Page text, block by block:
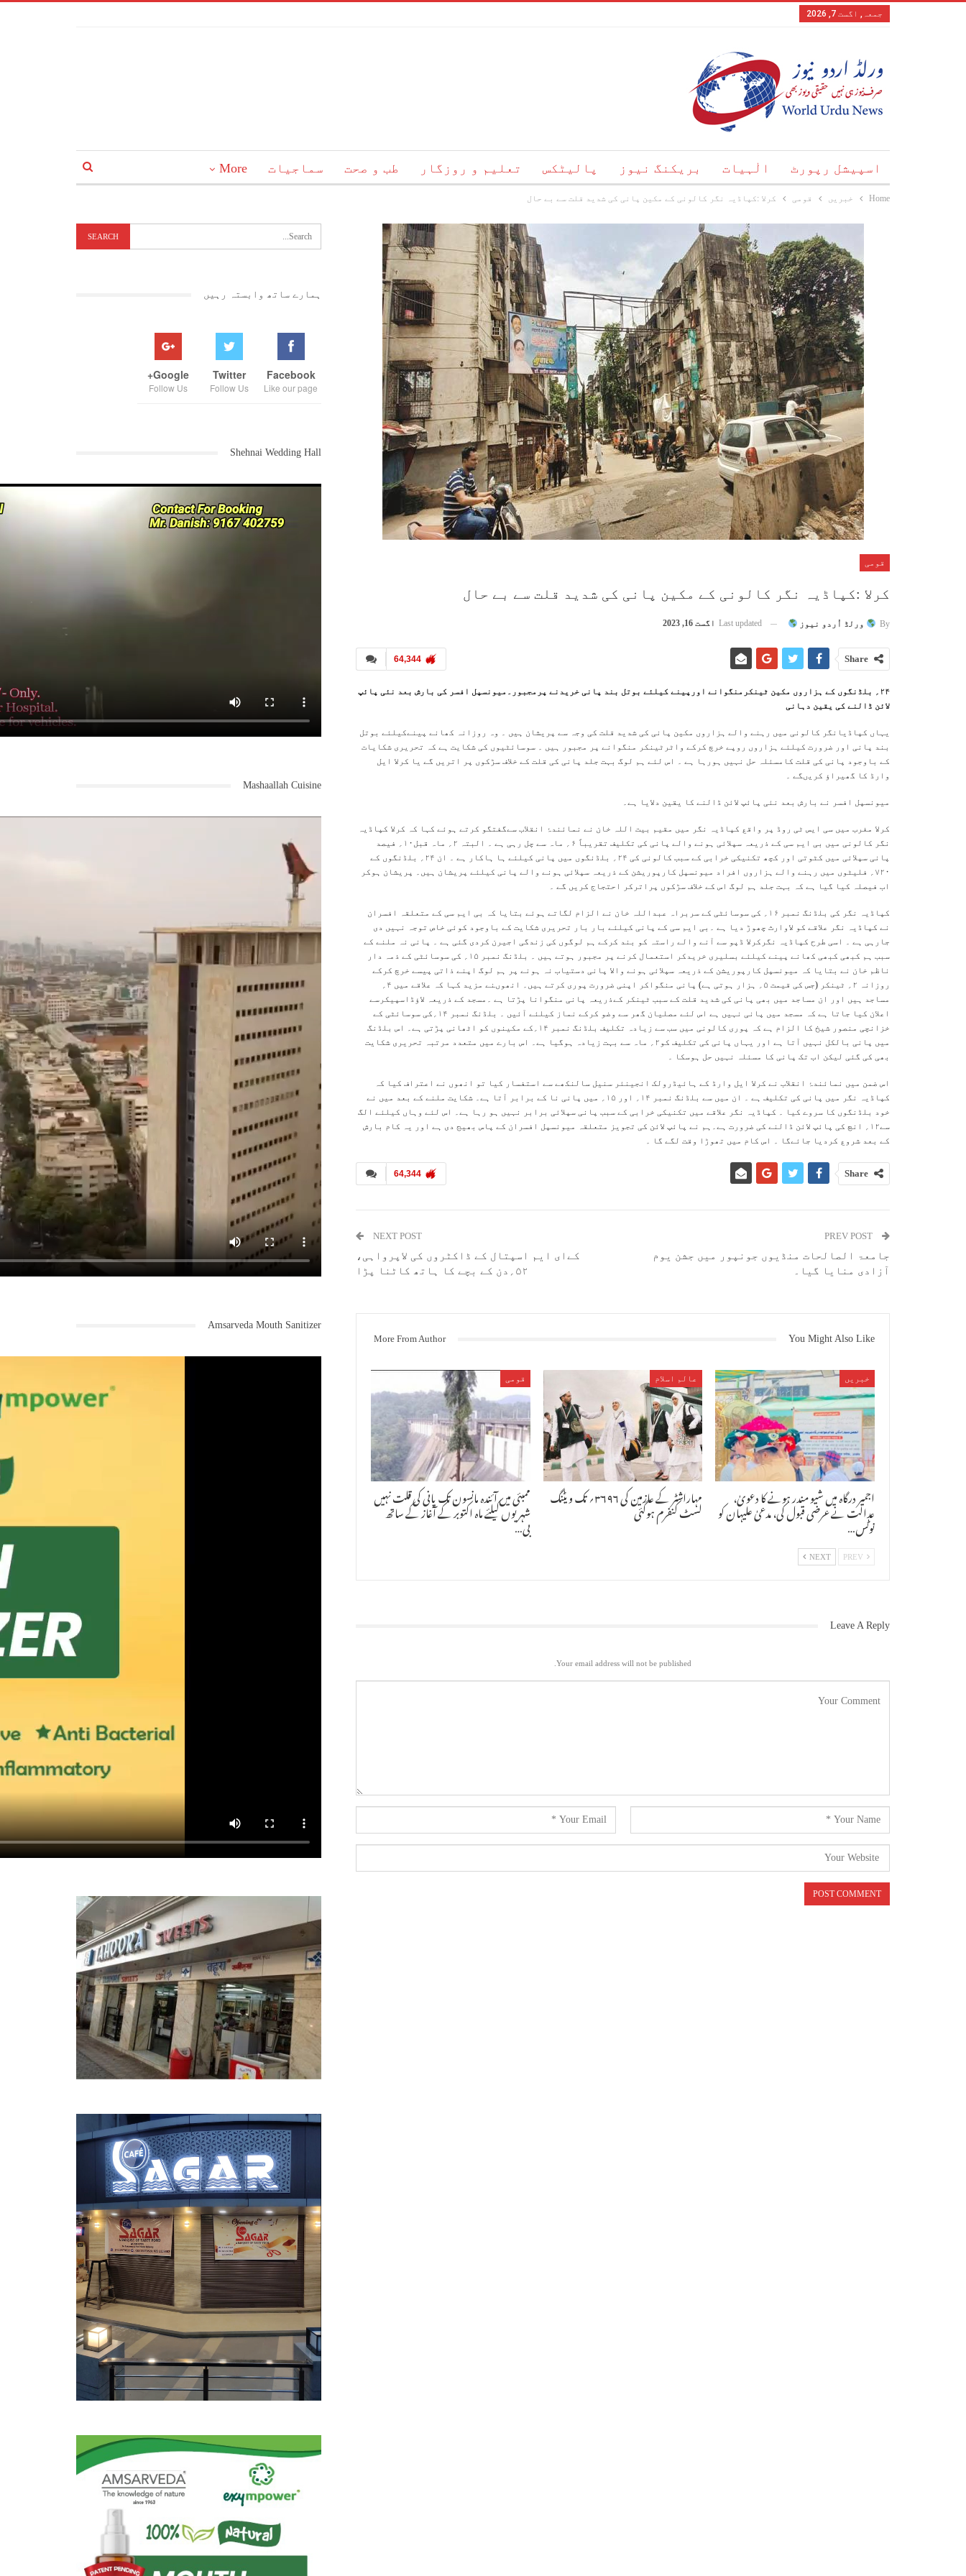
جمعہ, اگست 7, 2026
اسپیشل رپورٹ الٰہیات بریکنگ نیوز پالیٹکس تعلیم و روزگار طب و صحت سماجیات More
Home خبریں قومی کرلا :کپاڈیہ نگر کالونی کے مکین پانی کی شدید قلت سے بے حال
قومی
کرلا :کپاڈیہ نگر کالونی کے مکین پانی کی شدید قلت سے بے حال
By ورلڈ اُردو نیوز Last updated اگست 16, 2023
64,344 Share
۲۴؍ بلڈنگوں کے ہزاروں مکین ٹینکرمنگوانے اورپینے کیلئے بوتل بند پانی خریدنے پرمجبور۔میونسپل افسر کی بارش بعد نئی پائپ
لائن ڈالنے کی یقین دہانی
یہاں کپاڈیانگر کالونی میں رہنے والے ہزاروں مکین پانی کی شدید قلت کی وجہ سے پریشان ہیں ۔ وہ روزانہ کھانے پینےکیلئے بوتل
بند پانی اور ضرورت کیلئے ہزاروں روپے خرچ کرکے واٹرٹینکر منگوانے پر مجبور ہیں ۔ سوسائٹیوں کی شکایت ہے کہ تحریری شکایات
کے باوجود پانی کی قلت کامسئلہ حل نہیں ہورہا ہے ۔ اس لئے ہم لوگ بہت جلد پانی کی قلت کے خلاف سڑکوں پر اتریں گے یا کرلا ایل
وارڈ کا گھیراؤ کریںگے ۔
میونسپل افسر نے بارش بعد نئی پائپ لائن ڈالنے کا یقین دلایا ہے۔
کرلا مغرب میں سی ایس ٹی روڈ پر واقع کپاڈیہ نگر میں مقیم بیت اللہ خان نے نمائندۂ انقلاب سےگفتگو کرتے ہوئے کہا کہ کرلا کپاڈیہ
نگر کالونی میں بی ایم سی کے ذریعہ سپلائی ہونے والے پانی کی تکلیف تقریباً ۶؍ ماہ سے چل رہی ہے ۔ البتہ ۲؍ ماہ قبل۱۰؍ فیصد
پانی سپلائی میں کٹوتی اور کچھ تکنیکی خرابی کے سبب کالونی کی ۲۴؍ بلڈنگوں میں پانی کیلئے ہا ہاکار ہے ۔ ان ۲۴؍ بلڈنگوں کے
۷۲۰؍ فلیٹوں میں رہنے والے ہزاروں افراد میونسپل کارپوریشن کے ذریعہ سپلائی ہونے والے پانی کیلئے پریشان ہیں۔ پریشان ہوکر
اب فیصلہ کیا گیا ہے کہ بہت جلد ہم لوگ اس کے خلاف سڑکوں پراترکر احتجاج کریں گے ۔
کپاڈیہ نگر کی بلڈنگ نمبر ۱۶؍ کی سوسائٹی کے سربراہ عبداللہ خان نے الزام لگاتے ہوئے بتایا کہ بی ایم سی کے متعلقہ افسران
نے کپاڈیہ نگر علاقے کو لاوارث چھوڑ دیا ہے ۔بی ایم سی کے پانی کیلئے بار بار تحریری شکایت کے باوجود کوئی خاص توجہ نہیں دی
جارہی ہے ۔ اسی طرح کپاڈیہ نگرکرلا ڈپو سے آنے والے راستہ کو بند کرکے ہم لوگوں کی زندگی اجیرن کردی گئی ہے ۔ پانی نہ ملنے کے
سبب ہم کبھی کبھی کھانے پینے کیلئے بسلیری خریدکر استعمال کرنے پر مجبور ہوتے ہیں ۔ بلڈنگ نمبر ۱۵؍ کی سوسائٹی کے ذمہ دار
ناظم خان نے بتایا کہ میونسپل کارپوریشن کے ذریعہ سپلائی ہونے والا پانی دستیاب نہ ہونے پر ہم لوگ اپنے ذاتی پیسے خرچ کرکے
روزانہ ۲؍ ٹینکر (جس کی قیمت ۵؍ ہزار ہوتی ہے) پانی منگواکر اپنی ضرورت پوری کرتے ہیں۔ انھوںنے مزید کہا کہ علاقے میں ۴؍
مساجد ہیں اور ان مساجد میں بھی پانی کی شدید قلت کے سبب ٹینکر کےذریعہ پانی منگوانا پڑتا ہے ۔مسجد کے ذریعہ لاؤڈاسپیکرسے
اعلان کیا جاتا ہے کہ مسجد میں پانی نہیں ہے اس لئے مصلیان گھر سے وضو کرکے نماز کیلئے آئیں ۔ بلڈنگ نمبر ۱۴؍کی سوسائٹی کے
خزانچی منصور شیخ کا الزام ہے کہ پوری کالونی میں سب سے زیادہ تکلیف بلڈنگ نمبر ۱۴؍کے مکینوں کو اٹھانی پڑتی ہے۔ اس بلڈنگ
میں پانی بالکل نہیں آتا ہے اور یہاں پانی کی تکلیف کو۲؍ ماہ سے بہت زیادہ ہوگیا ہے۔ اس بارے میں متعدد مرتبہ تحریری شکایت
بھی کی گئی لیکن اب تک پانی کا مسئلہ نہیں حل ہوسکا ۔
اس ضمن میں نمائندۂ انقلاب نے کرلا ایل وارڈ کے ہائیڈرولک انجینئر سنیل سالنکھے سے استفسار کیا تو انھوں نے اعتراف کیا کہ
کپاڈیہ نگر میں پانی کی تکلیف ہے ۔ ان میں سے بلڈنگ نمبر ۱۴؍ اور ۱۵؍ میں پانی نا کے برابر آتا ہے۔ شکایت ملنے کے بعد میں نے
خود بلڈنگوں کا سروے کیا ۔ کپاڈیہ نگر علاقے میں تکنیکی خرابی کے سبب پانی سپلائی برابر نہیں ہو رہا ہے۔ اس لئے وہاں کیلئے الگ
سے۱۲؍ انچ کی پائپ لائن ڈالنے کی ضرورت ہے۔ہم نے پائپ لائن کی تجویز متعلقہ میونسپل افسران کے پاس بھیج دی ہے اور یہ کام بارش
کے بعد شروع کردیا جائےگا ۔ اس کام میں تھوڑا وقت لگے گا ۔
64,344 Share
جامعۃ الصالحات منڈیوں جونپور میں جشن یوم
آزادی منایا گیا۔
NEXT POST
کےای ایم اسپتال کے ڈاکٹروں کی لاپرواہی،
۵۲؍دن کے بچے کا ہاتھ کاٹنا پڑا
You Might Also Like
More From Author
خبریں
اجمیر درگاہ میں شیو مندر ہونے کا دعویٰ،
عدالت نے عرضی قبول کی، مدعیٰ علیہان کو
نوٹس…
عالم اسلام
مہاراشٹر کے عازمین کی ۳۶۹۶؍ تک ویٹنگ
لسٹ کنفرم ہوگئی
قومی
ممبئی میں آئندہ مانسون تک پانی کی قلت نہیں
شہریوں کیلئے ماہ اکتوبر کے آغاز کے ساتھ
بی…
NEXT
Leave A Reply
Your email address will not be published.
ہمارے ساتھ وابستہ رہیں
Facebook
Like our page
Twitter
Follow Us
Google+
Follow Us
Shehnai Wedding Hall
Mashaallah Cuisine
Amsarveda Mouth Sanitizer